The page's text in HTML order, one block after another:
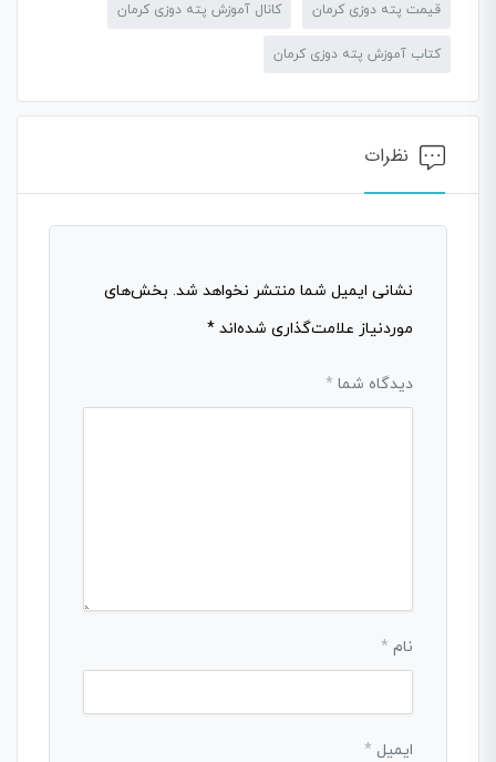
قیمت پته دوزی کرمان کانال آموزش پته دوزی کرمان
کتاب آموزش پته دوزی کرمان
نظرات
نشانی ایمیل شما منتشر نخواهد شد. بخش‌های
موردنیاز علامت‌گذاری شده‌اند *
دیدگاه شما *
نام *
ایمیل *